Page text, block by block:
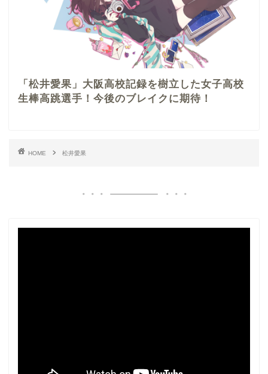
「松井愛果」大阪高校記録を樹立した女子高校
生棒高跳選手！今後のブレイクに期待！
HOME 松井愛果